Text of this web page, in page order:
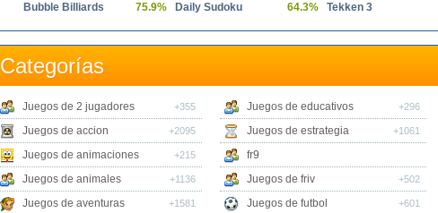
Bubble Billiards 75.9% Daily Sudoku 64.3% Tekken 3
Categorías
Juegos de 2 jugadores +355
Juegos de accion +2095
Juegos de animaciones +215
Juegos de animales +1136
Juegos de aventuras +1581
Juegos de educativos +296
Juegos de estrategia +1061
fr9
Juegos de friv
+502
Juegos de futbol +601